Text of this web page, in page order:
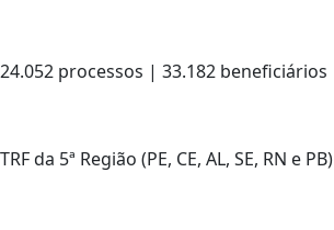
24.052 processos | 33.182 beneficiários
TRF da 5ª Região (PE, CE, AL, SE, RN e PB)